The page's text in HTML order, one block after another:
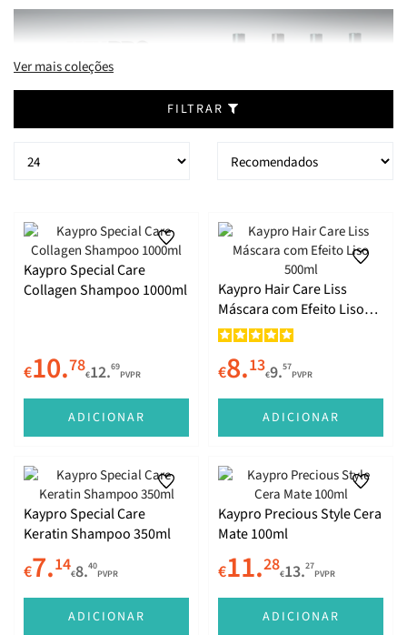
Scalp Care
Color Care
Ver mais coleções
FILTRAR
Kaypro Special Care
Collagen Shampoo 1000ml
€10.78€12.69
PVPR
ADICIONAR
Kaypro Hair Care Liss
Máscara com Efeito Liso
500ml
€8.13€9.57
PVPR
ADICIONAR
Kaypro Special Care
Keratin Shampoo 350ml
€7.14€8.40
PVPR
ADICIONAR
Kaypro Precious Style Cera
Mate 100ml
€11.28€13.27
PVPR
ADICIONAR